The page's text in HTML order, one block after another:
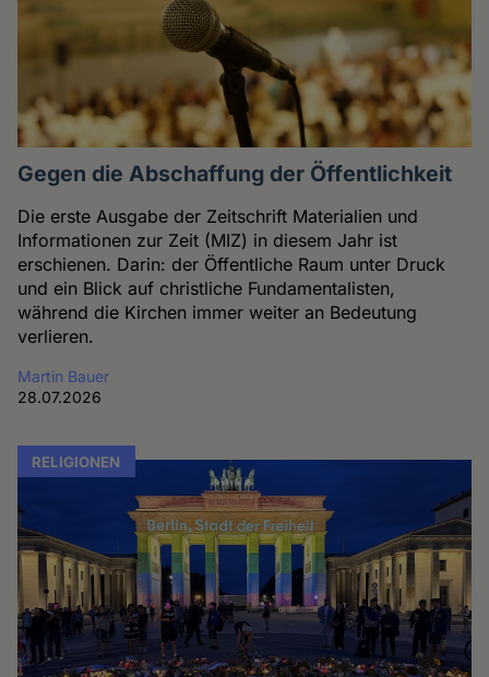
Gegen die Abschaffung der Öffentlichkeit
Die erste Ausgabe der Zeitschrift Materialien und
Informationen zur Zeit (MIZ) in diesem Jahr ist
erschienen. Darin: der Öffentliche Raum unter Druck
und ein Blick auf christliche Fundamentalisten,
während die Kirchen immer weiter an Bedeutung
verlieren.
Martin Bauer
28.07.2026
RELIGIONEN